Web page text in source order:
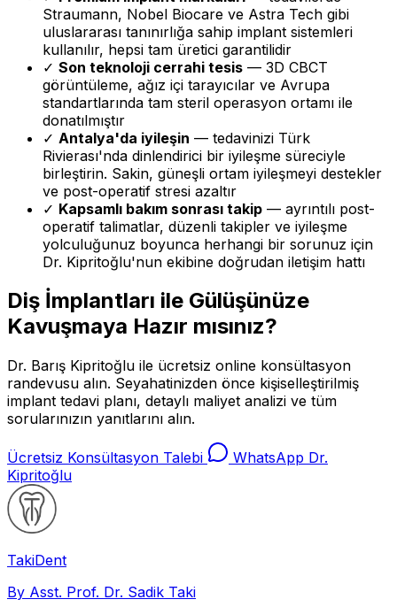
Straumann, Nobel Biocare ve Astra Tech gibi
uluslararası tanınırlığa sahip implant sistemleri
kullanılır, hepsi tam üretici garantilidir
✓ Son teknoloji cerrahi tesis — 3D CBCT
görüntüleme, ağız içi tarayıcılar ve Avrupa
standartlarında tam steril operasyon ortamı ile
donatılmıştır
✓ Antalya'da iyileşin — tedavinizi Türk
Rivierası'nda dinlendirici bir iyileşme süreciyle
birleştirin. Sakin, güneşli ortam iyileşmeyi destekler
ve post-operatif stresi azaltır
✓ Kapsamlı bakım sonrası takip — ayrıntılı post-
operatif talimatlar, düzenli takipler ve iyileşme
yolculuğunuz boyunca herhangi bir sorunuz için
Dr. Kipritoğlu'nun ekibine doğrudan iletişim hattı
Diş İmplantları ile Gülüşünüze
Kavuşmaya Hazır mısınız?
Dr. Barış Kipritoğlu ile ücretsiz online konsültasyon
randevusu alın. Seyahatinizden önce kişiselleştirilmiş
implant tedavi planı, detaylı maliyet analizi ve tüm
sorularınızın yanıtlarını alın.
Ücretsiz Konsültasyon Talebi
WhatsApp Dr.
Kipritoğlu
TakiDent
By Asst. Prof. Dr. Sadik Taki